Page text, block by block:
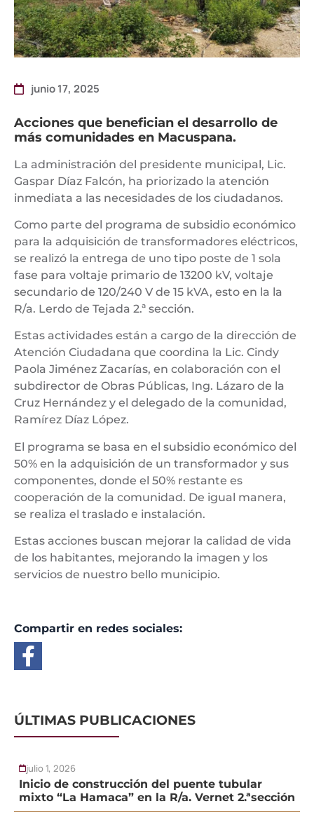
junio 17, 2025
Acciones que benefician el desarrollo de
más comunidades en Macuspana.
La administración del presidente municipal, Lic.
Gaspar Díaz Falcón, ha priorizado la atención
inmediata a las necesidades de los ciudadanos.
Como parte del programa de subsidio económico
para la adquisición de transformadores eléctricos,
se realizó la entrega de uno tipo poste de 1 sola
fase para voltaje primario de 13200 kV, voltaje
secundario de 120/240 V de 15 kVA, esto en la la
R/a. Lerdo de Tejada 2.ª sección.
Estas actividades están a cargo de la dirección de
Atención Ciudadana que coordina la Lic. Cindy
Paola Jiménez Zacarías, en colaboración con el
subdirector de Obras Públicas, Ing. Lázaro de la
Cruz Hernández y el delegado de la comunidad,
Ramírez Díaz López.
El programa se basa en el subsidio económico del
50% en la adquisición de un transformador y sus
componentes, donde el 50% restante es
cooperación de la comunidad. De igual manera,
se realiza el traslado e instalación.
Estas acciones buscan mejorar la calidad de vida
de los habitantes, mejorando la imagen y los
servicios de nuestro bello municipio.
Compartir en redes sociales:
ÚLTIMAS PUBLICACIONES
julio 1, 2026
Inicio de construcción del puente tubular
mixto “La Hamaca” en la R/a. Vernet 2.ªsección